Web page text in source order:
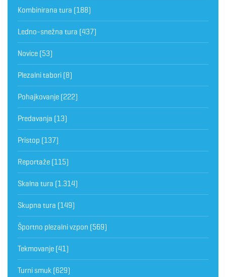
Kombinirana tura (188)
Ledno-snežna tura (437)
Novice (53)
Plezalni tabori (8)
Pohajkovanje (222)
Predavanja (13)
Pristop (137)
Reportaže (115)
Skalna tura (1.314)
Skupna tura (149)
Športno plezalni vzpon (569)
Tekmovanje (41)
Turni smuk (629)